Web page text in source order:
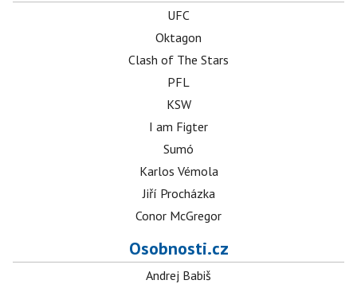
UFC
Oktagon
Clash of The Stars
PFL
KSW
I am Figter
Sumó
Karlos Vémola
Jiří Procházka
Conor McGregor
Osobnosti.cz
Andrej Babiš